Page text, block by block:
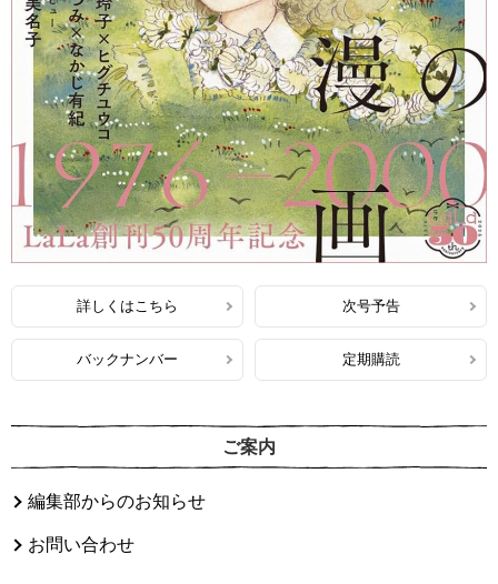
詳しくはこちら 次号予告
バックナンバー 定期購読
ご案内
編集部からのお知らせ
お問い合わせ